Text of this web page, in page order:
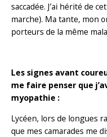
saccadée. J’ai hérité de
marche). Ma tante, mon
porteurs de la même
Les signes avant
me faire penser que
myopathie :
Lycéen, lors de longues
que mes camarades me